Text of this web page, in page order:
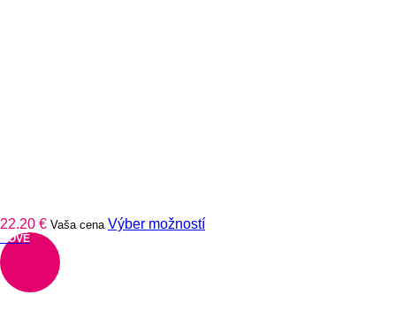
22.20 € Vaša cena Výber možnostíTento
NOVÉ